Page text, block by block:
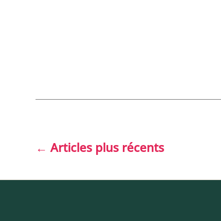
Pagination
des
← Articles plus récents